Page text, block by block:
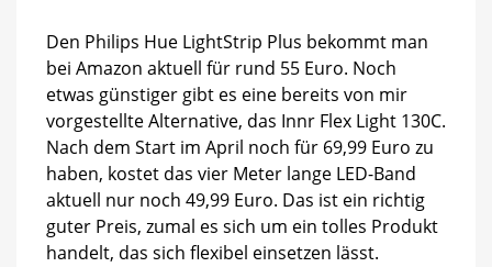
unter
50
Den Philips Hue LightStrip Plus bekommt man
bei Amazon aktuell für rund 55 Euro. Noch
etwas günstiger gibt es eine bereits von mir
vorgestellte Alternative, das Innr Flex Light 130C.
Nach dem Start im April noch für 69,99 Euro zu
haben, kostet das vier Meter lange LED-Band
aktuell nur noch 49,99 Euro. Das ist ein richtig
guter Preis, zumal es sich um ein tolles Produkt
handelt, das sich flexibel einsetzen lässt.